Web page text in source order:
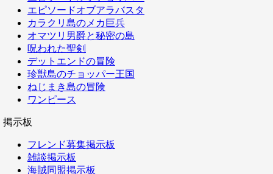
エピソードオブアラバスタ
カラクリ島のメカ巨兵
オマツリ男爵と秘密の島
呪われた聖剣
デットエンドの冒険
珍獣島のチョッパー王国
ねじまき島の冒険
ワンピース
掲示板
フレンド募集掲示板
雑談掲示板
海賊同盟掲示板